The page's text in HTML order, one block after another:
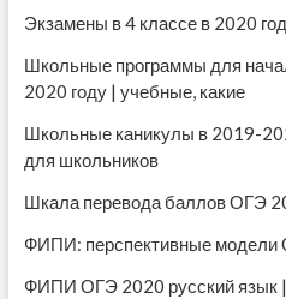
Экзамены в 4 классе в 2020
Школьные программы для
2020 году | учебные, какие
Школьные каникулы в 2019-
для школьников
Шкала перевода баллов ОГЭ
ФИПИ: перспективные модели
ФИПИ ОГЭ 2020 русский язык |